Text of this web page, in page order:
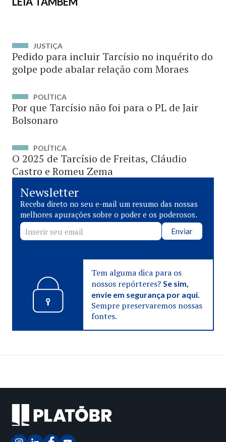
JUSTIÇA
Pedido para incluir Tarcísio no inquérito do
golpe pode abalar relação com Moraes
POLÍTICA
Por que Tarcísio não foi para o PL de Jair
Bolsonaro
POLÍTICA
O 2025 de Tarcísio de Freitas, Cláudio
Castro e Romeu Zema
Newsletter
Receba direto no seu e-mail um resumo das nossas
melhores apurações sobre o poder e os poderosos.
Enviar
Tem alguma dica para os
nossos repórteres? Se sim,
envie em segurança por aqui.
Sempre preservaremos nossas
fontes.